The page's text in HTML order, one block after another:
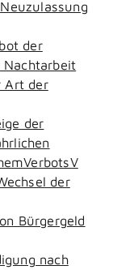
der
Nachtarbeit
Art der
der
der
Bürgergeld
nach